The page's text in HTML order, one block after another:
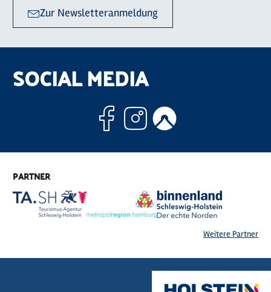
Zur Newsletteranmeldung
SOCIAL MEDIA
Facebook
Instagram
PARTNER
Weitere Partner